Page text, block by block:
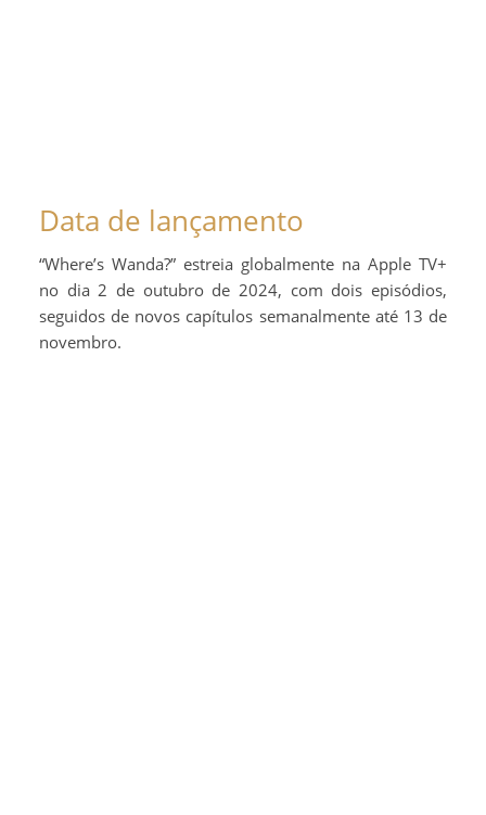
Data de lançamento
“Where’s Wanda?” estreia globalmente na Apple TV+
no dia 2 de outubro de 2024, com dois episódios,
seguidos de novos capítulos semanalmente até 13 de
novembro.